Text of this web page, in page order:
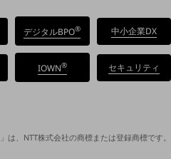
デジタルBPO® 中小企業DX
IOWN® セキュリティ
」は、NTT株式会社の商標または登録商標です。